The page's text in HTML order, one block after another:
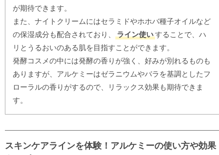
が期待できます。
また、ナイトクリームにはセラミドやホホバ種子オイルなど
の保湿成分も配合されており、
ライン使いすることで、ハ
リとうるおいのある肌を目指すことができます。
発酵コスメの中には発酵の香りが強く、好みが別れるものも
ありますが、アルケミーはゼラニウムやバラを基調としたフ
ローラルの香りがするので、リラックス効果も期待できま
す。
スキンケアラインを体験！アルケミーの使い方や効果